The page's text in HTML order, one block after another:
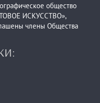
общество
ИСКУССТВО»,
члены Общества